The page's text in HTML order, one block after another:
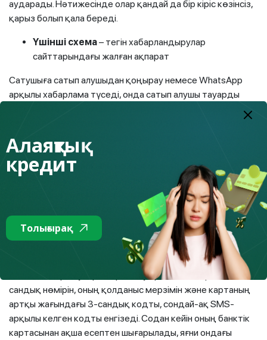
аударады. Нәтижесінде олар қандай да бір кіріс көзінсіз,
қарыз болып қала береді.
Үшінші схема– тегін хабарландырулар
сайттарындағы жалған ақпарат
Сатушыға сатып алушыдан қоңырау немесе WhatsApp
арқылы хабарлама түседі, онда сатып алушы тауарды
сатып алуға және ақшаны аударуға келісетіні, бірақ басқа
қалада не шетелде екенін хабарлайды. Ал шындығында –
бұл сатушылардан тауарды курьерлік қызмет арқылы
жеткізу туралы өтініш жасайтын алаяқтар. Содан кейін
алаяқ WhatsApp арқылы өз құрбанының телефонына
сайтқа сілтеме жіберіп, сол сайтта өзінің курьерлік
жеткізу үшін төлем жасап қойғанын және тауарды сатып
алушыға жеткізу үшін сатушының бар болғаны растауы
керек екенін айтады.
Сайтқа өткеннен кейін алаяқ сатушыдан оның төлем
түсетін карточкасының деректерін енгізуді сұрайды.
Алаяқтың нұсқауларын орындау арқылы ол картаның 16-
сандық нөмірін, оның қолданыс мерзімін және картаның
артқы жағындағы 3-сандық кодты, сондай-ақ SMS-
арқылы келген кодты енгізеді. Содан кейін оның банктік
картасынан ақша есептен шығарылады, яғни ондағы
Алаяқтық
кредит
Толығырақ